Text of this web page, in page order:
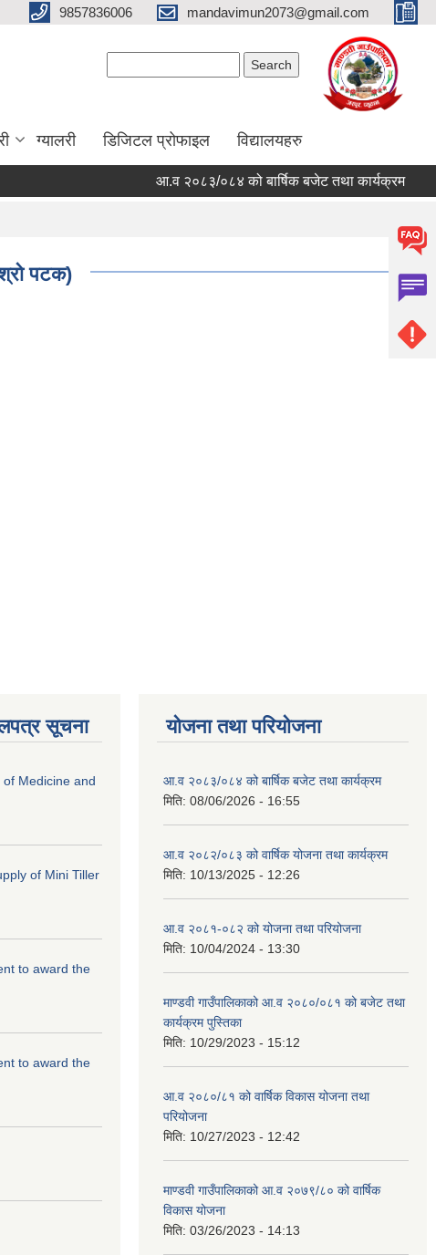
9857836006 mandavimun2073@gmail.com
ग्यालरी डिजिटल प्रोफाइल विद्यालयहरु
आ.व २०८३/०८४ को बार्षिक बजेट तथा कार्यक्रम आ.व
पटक)
सूचना
Medicine and
of Mini Tiller
to award the
to award the
योजना तथा परियोजना
आ.व २०८३/०८४ को बार्षिक बजेट तथा कार्यक्रम
मिति: 08/06/2026 - 16:55
आ.व २०८२/०८३ को वार्षिक योजना तथा कार्यक्रम
मिति: 10/13/2025 - 12:26
आ.व २०८१-०८२ को योजना तथा परियोजना
मिति: 10/04/2024 - 13:30
माण्डवी गाउँपालिकाको आ.व २०८०/०८१ को बजेट तथा
कार्यक्रम पुस्तिका
मिति: 10/29/2023 - 15:12
आ.व २०८०/८१ को वार्षिक विकास योजना तथा
परियोजना
मिति: 10/27/2023 - 12:42
माण्डवी गाउँपालिकाको आ.व २०७९/८० को वार्षिक
विकास योजना
मिति: 03/26/2023 - 14:13